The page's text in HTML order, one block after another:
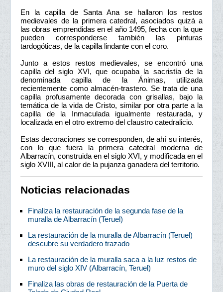
En la capilla de Santa Ana se hallaron los restos
medievales de la primera catedral, asociados quizá a
las obras emprendidas en el año 1495, fecha con la que
pueden corresponderse también las pinturas
tardogóticas, de la capilla lindante con el coro.
Junto a estos restos medievales, se encontró una
capilla del siglo XVI, que ocupaba la sacristía de la
denominada capilla de la Ánimas, utilizada
recientemente como almacén-trastero. Se trata de una
capilla profusamente decorada con grisallas, bajo la
temática de la vida de Cristo, similar por otra parte a la
capilla de la Inmaculada igualmente restaurada, y
localizada en el otro extremo del claustro catedralicio.
Estas decoraciones se corresponden, de ahí su interés,
con lo que fuera la primera catedral moderna de
Albarracín, construida en el siglo XVI, y modificada en el
siglo XVIII, al calor de la pujanza ganadera del territorio.
Noticias relacionadas
Finaliza la restauración de la segunda fase de la
muralla de Albarracín (Teruel)
La restauración de la muralla de Albarracín (Teruel)
descubre su verdadero trazado
La restauración de la muralla saca a la luz restos de
muro del siglo XIV (Albarracín, Teruel)
Finaliza las obras de restauración de la Puerta de